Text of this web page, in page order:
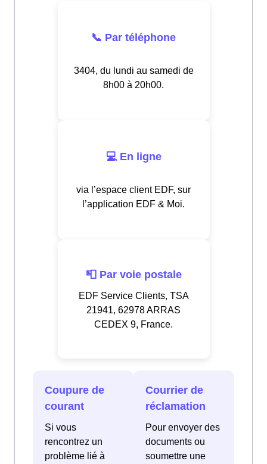
📞 Par téléphone
3404, du lundi au samedi de
8h00 à 20h00.
💻 En ligne
via l’espace client EDF, sur
l’application EDF & Moi.
📮 Par voie postale
EDF Service Clients, TSA
21941, 62978 ARRAS
CEDEX 9, France.
Coupure de
courant
Si vous
rencontrez un
problème lié à
Courrier de
réclamation
Pour envoyer des
documents ou
soumettre une